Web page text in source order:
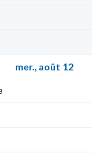
mer., août 12